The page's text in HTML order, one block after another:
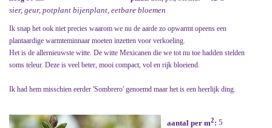
sier, geur, potplant bijenplant, eetbare bloemen
Ik snap het ook niet precies waarom we nu de aarde zo opwarmt opeens een
plantaardige warmteminnaar moeten inzetten voor verkoeling.
Het is de allernieuwste witte. De witte Mexicanen die we tot nu toe hadden stelden
soms teleur. Deze is veel beter, mooi compact, vol en rijk bloeiend.
Ik had hem misschien eerder 'Sombrero' genoemd maar het is een heerlijk ding.
aantal per m2: 5